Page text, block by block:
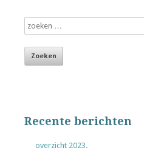
Recente berichten
overzicht 2023.